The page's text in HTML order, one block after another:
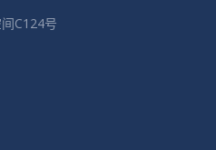
C124号